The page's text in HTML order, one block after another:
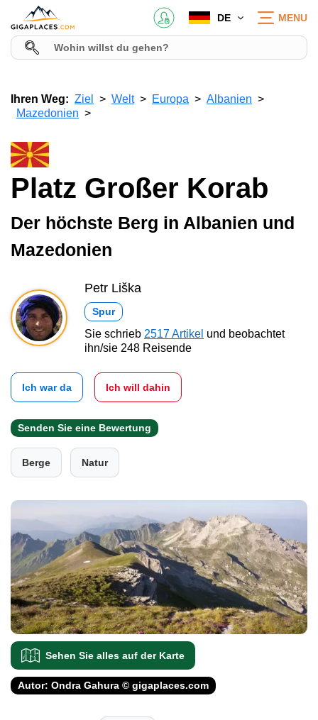
DE MENU
Ihren Weg: Ziel Welt Europa
Albanien
Mazedonien
Platz Großer Korab
Der höchste Berg in Albanien und
Mazedonien
Petr Liška
Spur
Sie schrieb 2517 Artikel und beobachtet
ihn/sie 248 Reisende
Ich war da Ich will dahin
Senden Sie eine Bewertung
Berge Natur
Sehen Sie alles auf der Karte
Autor: Ondra Gahura © gigaplaces.com